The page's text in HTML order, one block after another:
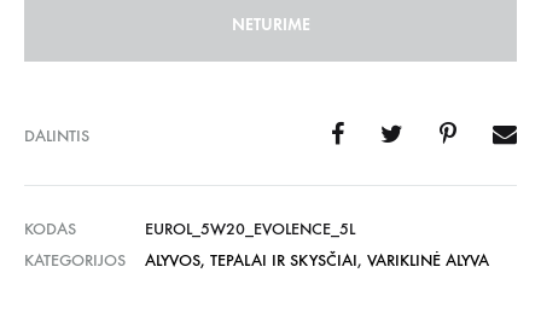
NETURIME
DALINTIS
KODAS
EUROL_5W20_EVOLENCE_5L
KATEGORIJOS
ALYVOS, TEPALAI IR SKYSČIAI, VARIKLINĖ ALYVA